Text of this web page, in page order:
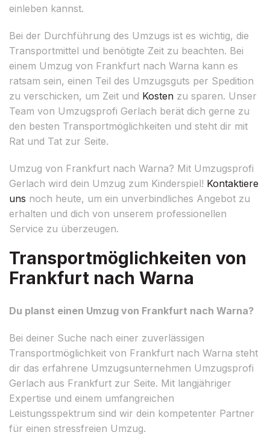
einleben kannst.
Bei der Durchführung des Umzugs ist es wichtig, die
Transportmittel und benötigte Zeit zu beachten. Bei
einem Umzug von Frankfurt nach Warna kann es
ratsam sein, einen Teil des Umzugsguts per Spedition
zu verschicken, um Zeit und Kosten zu sparen. Unser
Team von Umzugsprofi Gerlach berät dich gerne zu
den besten Transportmöglichkeiten und steht dir mit
Rat und Tat zur Seite.
Umzug von Frankfurt nach Warna? Mit Umzugsprofi
Gerlach wird dein Umzug zum Kinderspiel! Kontaktiere
uns noch heute, um ein unverbindliches Angebot zu
erhalten und dich von unserem professionellen
Service zu überzeugen.
Transportmöglichkeiten von
Frankfurt nach Warna
Du planst einen Umzug von Frankfurt nach Warna?
Bei deiner Suche nach einer zuverlässigen
Transportmöglichkeit von Frankfurt nach Warna steht
dir das erfahrene Umzugsunternehmen Umzugsprofi
Gerlach aus Frankfurt zur Seite. Mit langjähriger
Expertise und einem umfangreichen
Leistungsspektrum sind wir dein kompetenter Partner
für einen stressfreien Umzug.